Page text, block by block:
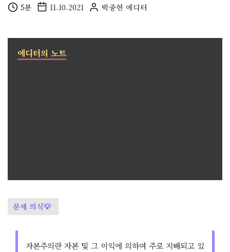
5분 11.10.2021 박중현 에디터
에디터의 노트
문제 의식💡
자본주의란 자본 및 그 이익에 의하여 주로 지배되고 있